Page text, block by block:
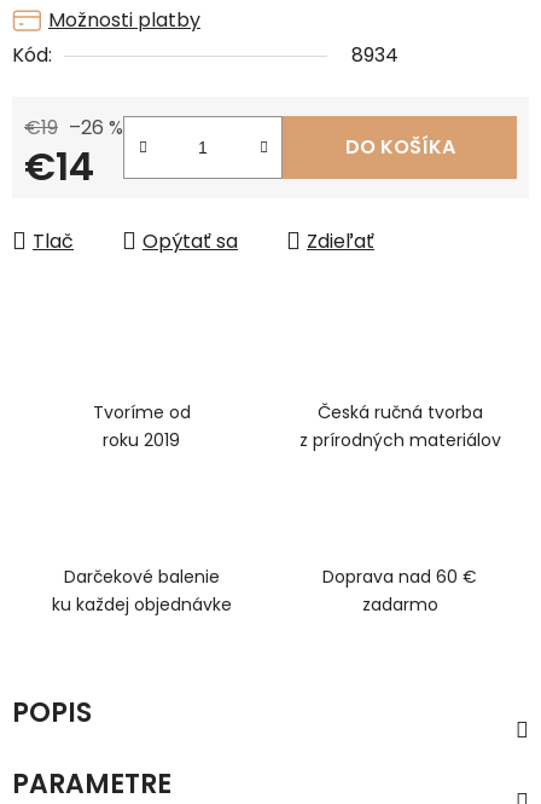
Možnosti platby
Kód:
8934
€19 –26 %
€14 DO KOŠÍKA
Tlač Opýtať sa Zdieľať
Tvoríme od
roku 2019
Česká ručná tvorba
z prírodných materiálov
Darčekové balenie
ku každej objednávke
Doprava nad 60 €
zadarmo
POPIS
PARAMETRE